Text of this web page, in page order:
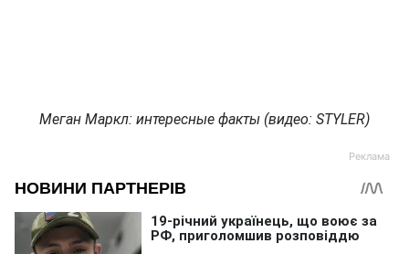
Меган Маркл: интересные факты (видео: STYLER)